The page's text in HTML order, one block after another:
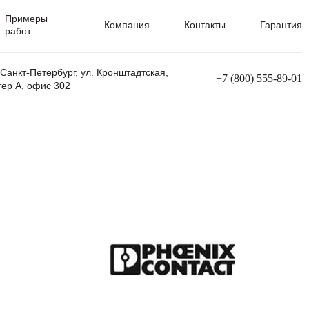
Примеры
работ
Компания Контакты Гарантия
Петербург, ул. Кронштадтская,
А, офис 302
+7 (800) 555-89-01